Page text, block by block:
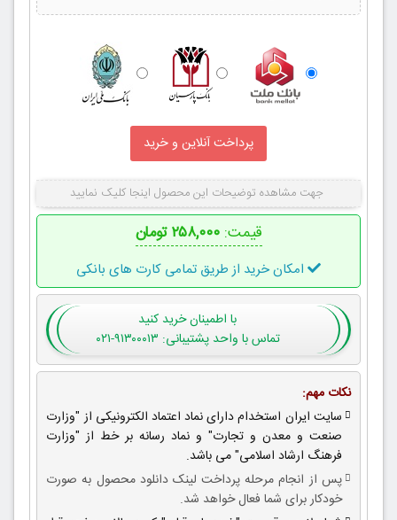
جهت مشاهده توضیحات این محصول اینجا کلیک نمایید
قیمت:۲۵۸,۰۰۰ تومان
امکان خرید از طریق تمامی کارت های بانکی
با اطمینانخرید کنید
تماس با واحد پشتیبانی: ۹۱۳۰۰۰۱۳-۰۲۱
نکات مهم:
سایت ایران استخدام دارای نماد اعتماد الکترونیکی از "وزارت
صنعت و معدن و تجارت" و نماد رسانه بر خط از "وزارت
فرهنگ ارشاد اسلامی" می باشد.
پس از انجام مرحله پرداخت لینک دانلود محصول به صورت
خودکار برای شما فعال خواهد شد.